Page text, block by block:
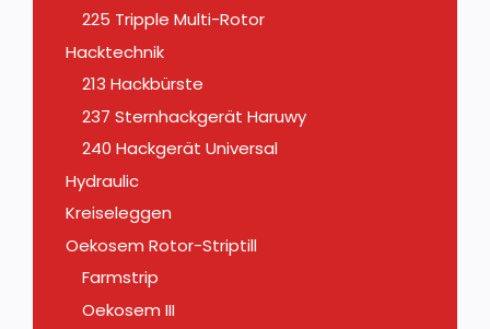
225 Tripple Multi-Rotor
Hacktechnik
213 Hackbürste
237 Sternhackgerät Haruwy
240 Hackgerät Universal
Hydraulic
Kreiseleggen
Oekosem Rotor-Striptill
Farmstrip
Oekosem III